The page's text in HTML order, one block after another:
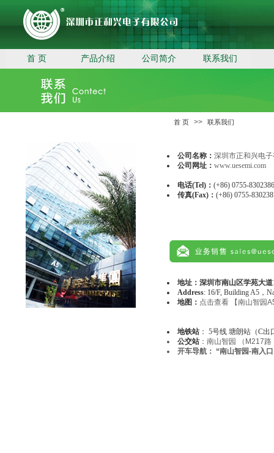
首 页 产品介绍 公司简介 联系我们
首 页 >> 联系我们
公司名称： 深圳市正和兴电
公司网址： www.uesemi.com
电话(Tel)： (+86) 0755-
传真(Fax)： (+86) 0755-
地址：深圳市南山区学苑大
Address: 16/F, Building A5，
地图： 点击查看 【南山智园
地铁站 ： 5号线 塘朗站（C
公交站 ：南山智园 （M217
开车导航： “南山智园-南入